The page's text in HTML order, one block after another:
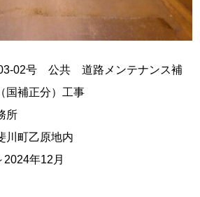
02号 公共 道路メンテナンス補
国補正分）工事
所
川町乙原地内
年12月